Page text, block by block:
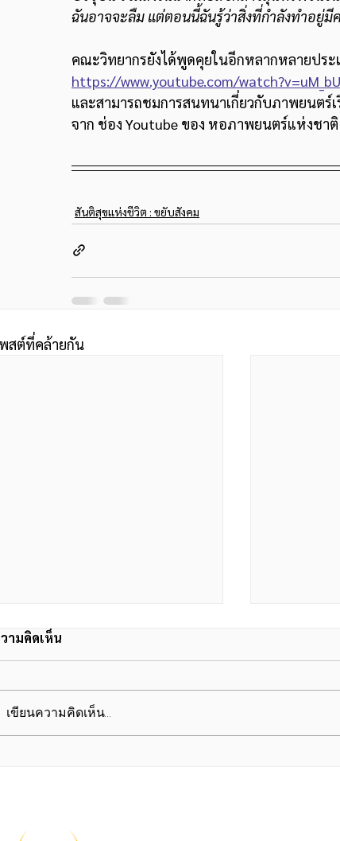
ฉันอาจจะลืม แต่ตอนนี้ฉันรู้ว่าสิ่งที่กำลังทำอยู่มี
คณะวิทยากรยังได้พูดคุยในอีกหลากหลายปร
https://www.youtube.com/
และสามารถชมการสนทนาเกี่ยวกับภาพยนตร์
จาก ช่อง Youtube ของ หอภาพยนตร์แห่งชาติ
สันติสุขแห่งชีวิต : ขยับสังคม
สต์ที่คล้ายกัน
ามคิดเห็น
เขียนความคิดเห็น…